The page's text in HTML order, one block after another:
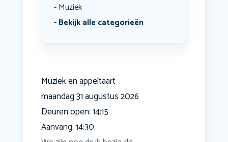
Muziek
Bekijk alle categorieën
Muziek en appeltaart
maandag 31 augustus 2026
Deuren open: 14:15
Aanvang: 14:30